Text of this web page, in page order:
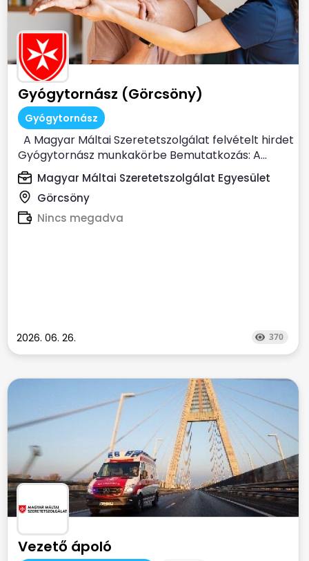
Gyógytornász (Görcsöny)
Gyógytornász
A Magyar Máltai Szeretetszolgálat felvételt hirdet
Gyógytornász munkakörbe Bemutatkozás: A...
Magyar Máltai Szeretetszolgálat Egyesület
Görcsöny
Nincs megadva
2026. 06. 26. 370
Vezető ápoló